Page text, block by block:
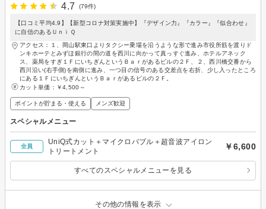
4.7
(79件)
【口コミ平均4.9】【新型コロナ対策実施中】『デザイン力』『カラー』『似合わせ』
に自信のあるＵｎｉＱ
アクセス：１、岡山駅東口よりタクシー乗場を沿うような形で進み市役所筋を渡りド
ンキホーテとみずほ銀行の間の道を西川に向かって真っすぐ進み、ホテルアネック
ス、薬局をすぎ１ＦにいちぎんというＢａｒがあるビルの２Ｆ、２、西川橋交番から
西川沿い(右手側)を南側に進み、一つ目の信号のある交差点を右折、少し入ったところ
にある１ＦにいちぎんというＢａｒがあるビルの２Ｆ。
カット単価： ￥4,500～
ポイントが貯まる・使える メンズ歓迎
スペシャルメニュー
全員
UniQ式カット＋マイクロバブル＋超音波アイロン
トリートメント
￥6,600
すべてのスペシャルメニューを見る
その他の情報を表示